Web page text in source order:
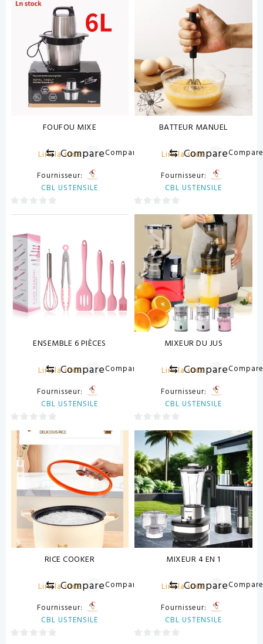
sur
FOUFOU MIXE
Lire la suite
⇆ CompareCompare
Fournisseur:
CBL USTENSILE
0
5
BATTEUR MANUEL
Lire la suite
⇆ Compare
Fournisseur:
CBL USTENSILE
0
sur
ENSEMBLE 6 PIÈCES
Lire la suite
⇆ CompareCompare
Fournisseur:
CBL USTENSILE
0
sur
MIXEUR DU JUS
Lire la suite
⇆ Compare
Fournisseur:
CBL USTENSILE
0
sur
5
RICE COOKER
Lire la suite
⇆ CompareCompare
Fournisseur:
CBL USTENSILE
MIXEUR 4 EN 1
Lire la suite
⇆ Compare
Fournisseur:
CBL USTENSILE